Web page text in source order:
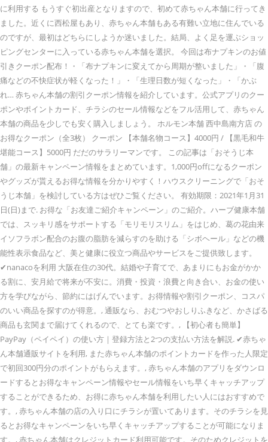
に利用する もうすぐ初出産となりますので、初めて赤ちゃん本舗に行ってき
ました。近くに西松屋もあり、赤ちゃん本舗もある有難い立地に住んでいる
のですが、最初はどちらにしようか迷いました。結局、よく足を運ぶショッ
ピングセンターに入っている赤ちゃん本舗を選択。 今回は布ナプキンのお値
引きクーポン配布！・「布ナプキンに変えてから周期が整いました」・「腹
痛などの不快症状が軽くなった！」・「生理日数が短くなった」・「かぶ
れ… 赤ちゃん本舗の割引クーポン情報を紹介しています。公式アプリのクー
ポンやポイントカード、チラシのセール情報などをフル活用して、赤ちゃん
本舗の商品を少しでも安く購入しましょう。 ホルモン本舗 西中島南方店 の
お得なクーポン（全3枚） クーポン 【本舗名物コース】4000円 / 【黒毛和牛
堪能コース】5000円 だだのサラリーマンです。 この記事は「おそうじ本
舗」の最新キャンペーン情報をまとめています。1,000円offになるクーポン
やグッズが貰えるお得な情報を分かりやすく！ハウスクリーニングで「おそ
うじ本舗」を検討している方はぜひご覧ください。 有効期限：2021年1月31
日(日)まで. お得な「お友達ご紹介キャンペーン」のご紹介。ハーブ健康本舗
では、スッキリ感をサポートする「モリモリスリム」をはじめ、葛の花由来
イソフラボン配合のお腹の脂肪を減らすのを助ける「シボヘール」などの機
能性表示食品など、美と健康に役立つ商品やサービスをご提供致します。
✔︎nanacoを利用 大阪在住の30代。結婚や子育てで、あまりにもお金がかか
る割に、安月給で将来が不安に。消費・投資・浪費と向き合い、お金の使い
方を学びながら、節約にはげんでいます。お得情報や割引クーポン、コスパ
のいい商品を探すのが得意。, 通販なら、おむつやおしりふきなど、かさばる
商品も玄関まで届けてくれるので、とても楽です。, 【初心者も簡単】
PayPay（ペイペイ）の使い方｜登録方法と2つの支払い方法を解説. ✔︎赤ちゃ
ん本舗通販サイトを利用, また赤ちゃん本舗のポイントカードを作った人限定
で初回300円分のポイントがもらえます。, 赤ちゃん本舗のアプリをダウンロ
ードするとお得なキャンペーン情報やセール情報をいち早くキャッチアップ
することができるため、お得に赤ちゃん本舗を利用したい人にはおすすめで
す。, 赤ちゃん本舗の店の入り口にチラシが置いてあります。そのチラシを見
るとお得なキャンペーンをいち早くキャッチアップすることが可能になりま
す。, 赤ちゃん本舗はクレジットカード利用可能です。そのためクレジットを